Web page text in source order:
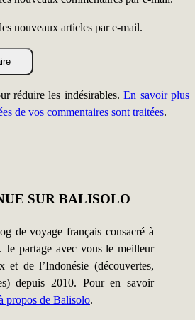
nouveaux articles par e-mail.
réduire les indésirables.En savoir plus
de vos commentaires sont traitées.
SUR BALISOLO
de voyage français consacré à
Je partage avec vous le meilleur
et de l’Indonésie (découvertes,
depuis 2010. Pour en savoir
propos de Balisolo.